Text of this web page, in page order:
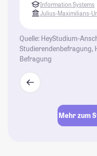
Information Systems
Julius-Maximilians-
Quelle: HeyStudium-
Studierendenbefragung,
Befragung
Mehr zum